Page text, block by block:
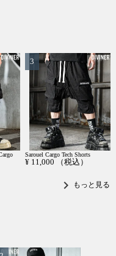
Sarouel Cargo Tech Shorts
¥ 11,000 （税込）
chevron_right もっと見る